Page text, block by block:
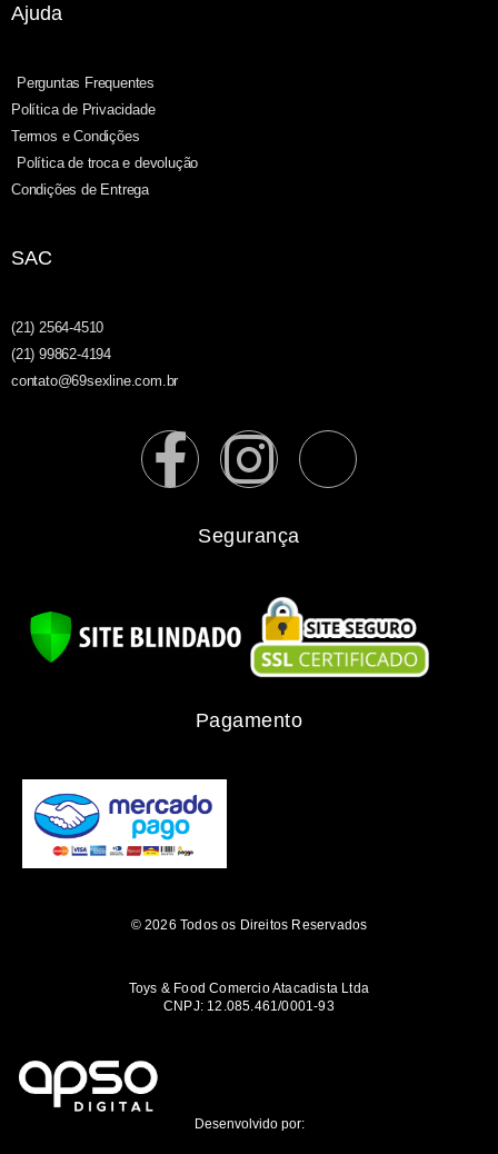
Ajuda
Perguntas Frequentes
Política de Privacidade
Termos e Condições
Política de troca e devolução
Condições de Entrega
SAC
(21) 2564-4510
(21) 99862-4194
contato@69sexline.com.br
Segurança
Pagamento
© 2026 Todos os Direitos Reservados
Toys & Food Comercio Atacadista Ltda
CNPJ: 12.085.461/0001-93
Desenvolvido por: